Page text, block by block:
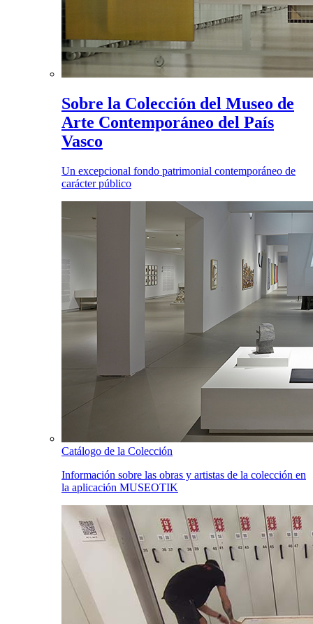
Sobre la Colección del Museo de
Arte Contemporáneo del País
Vasco
Un excepcional fondo patrimonial contemporáneo de
carácter público
Catálogo de la Colección
Información sobre las obras y artistas de la colección en
la aplicación MUSEOTIK